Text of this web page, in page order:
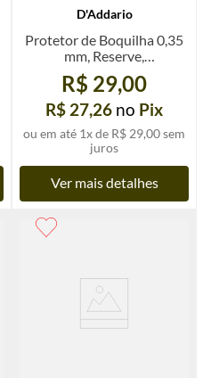
D'Addario
Protetor de Boquilha 0,35
mm, Reserve,
transparente, und.
R$ 29,00
R$ 27,26 no Pix
ou em até 1x de R$ 29,00sem
juros
Ver mais detalhes